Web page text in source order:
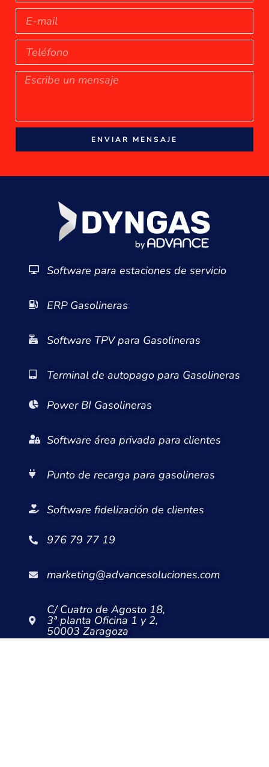
ENVIAR MENSAJE
Software para estaciones de servicio
ERP Gasolineras
Software TPV para Gasolineras
Terminal de autopago para Gasolineras
Power BI Gasolineras
Software área privada para clientes
Punto de recarga para gasolineras
Software fidelización de clientes
976 79 77 19
marketing@advancesoluciones.com
C/ Cuatro de Agosto 18,
3ª planta Oficina 1 y 2,
50003 Zaragoza